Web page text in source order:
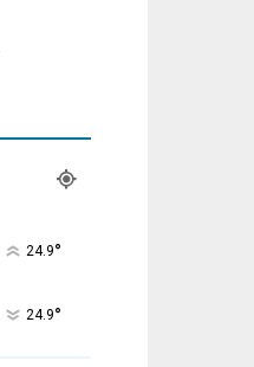
24.9°
24.9°